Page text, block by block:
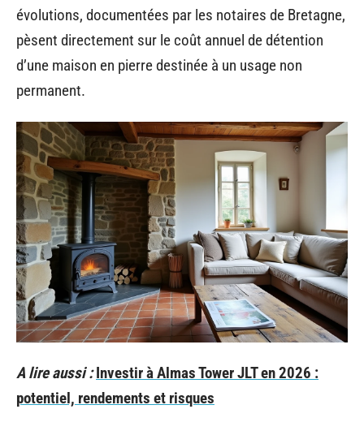
évolutions, documentées par les notaires de Bretagne,
pèsent directement sur le coût annuel de détention
d’une maison en pierre destinée à un usage non
permanent.
A lire aussi : Investir à Almas Tower JLT en 2026 :
potentiel, rendements et risques